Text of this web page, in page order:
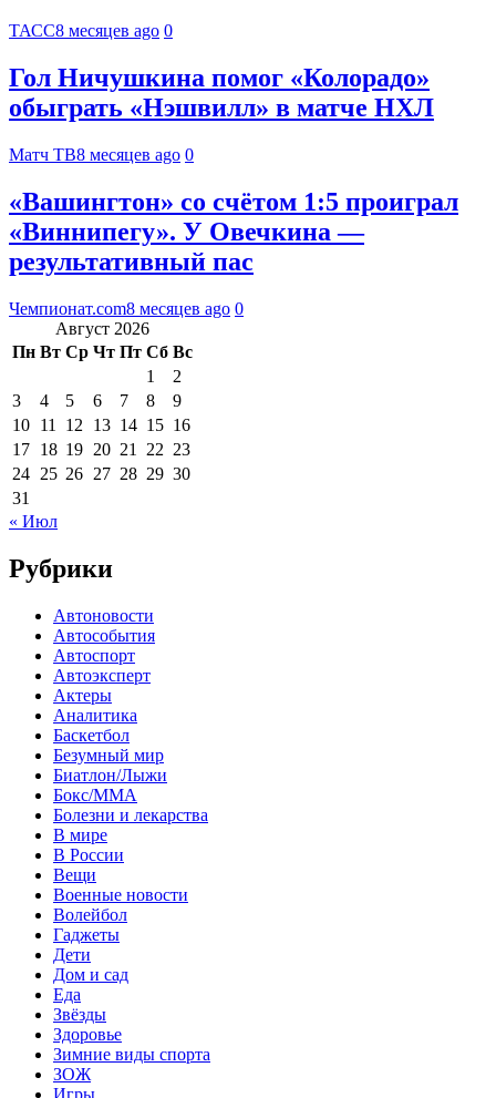
ТАСС8 месяцев ago 0
Гол Ничушкина помог «Колорадо»
обыграть «Нэшвилл» в матче НХЛ
Матч ТВ8 месяцев ago 0
«Вашингтон» со счётом 1:5 проиграл
«Виннипегу». У Овечкина —
результативный пас
Чемпионат.com8 месяцев ago 0
Август 2026
Пн Вт Ср Чт Пт Сб Вс
1
2
3
4 5 6 7 8
9
10 11 12 13 14 15 16
17 18 19 20 21 22 23
24 25 26 27 28 29 30
31
« Июл
Рубрики
Автоновости
Автособытия
Автоспорт
Автоэксперт
Актеры
Аналитика
Баскетбол
Безумный мир
Биатлон/Лыжи
Бокс/MMA
Болезни и лекарства
В мире
В России
Вещи
Военные новости
Волейбол
Гаджеты
Дети
Дом и сад
Еда
Звёзды
Здоровье
Зимние виды спорта
ЗОЖ
Игры